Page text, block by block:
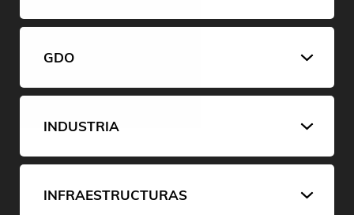
GDO
INDUSTRIA
INFRAESTRUCTURAS